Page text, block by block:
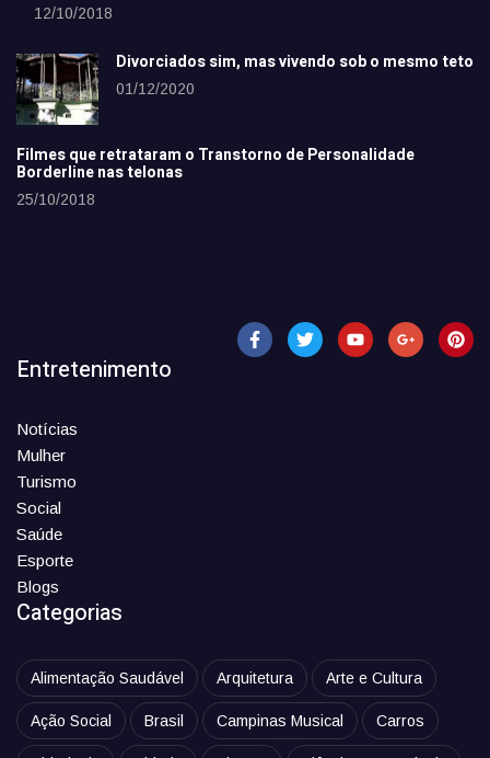
12/10/2018
Divorciados sim, mas vivendo sob o mesmo teto
01/12/2020
Filmes que retrataram o Transtorno de Personalidade
Borderline nas telonas
25/10/2018
Entretenimento
Notícias
Mulher
Turismo
Social
Saúde
Esporte
Blogs
Categorias
Alimentação Saudável Arquitetura Arte e Cultura
Ação Social Brasil Campinas Musical Carros